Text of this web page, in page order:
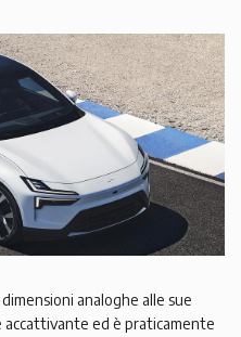
analoghe alle sue
accattivante ed è praticamente